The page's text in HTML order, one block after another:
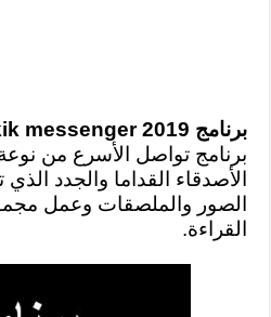
برنامج kik messenger 2019 لكمبيوتر فون
برنامج تواصل الأسرع من
الأصدقاء القداما والجدد
الصور والملصقات وعمل
القراءة.